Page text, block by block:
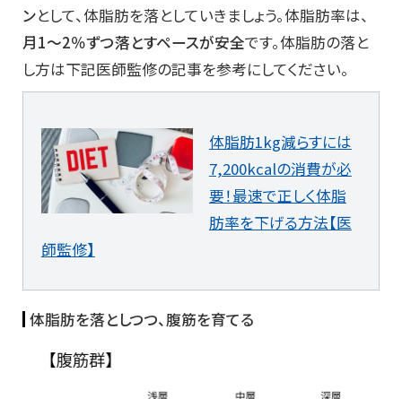
ンとして、体脂肪を落としていきましょう。体脂肪率は、
月1〜2％ずつ落とすペースが安全です。体脂肪の落と
し方は下記医師監修の記事を参考にしてください。
体脂肪1kg減らすには
7,200kcalの消費が必
要！最速で正しく体脂
肪率を下げる方法【医
師監修】
体脂肪を落としつつ、腹筋を育てる